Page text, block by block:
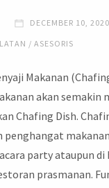
DECEMBER 10, 2020
/ ASESORIS
Makanan
akan semakin
Chafing Dish.
penghangat
party ataupun
prasmanan.